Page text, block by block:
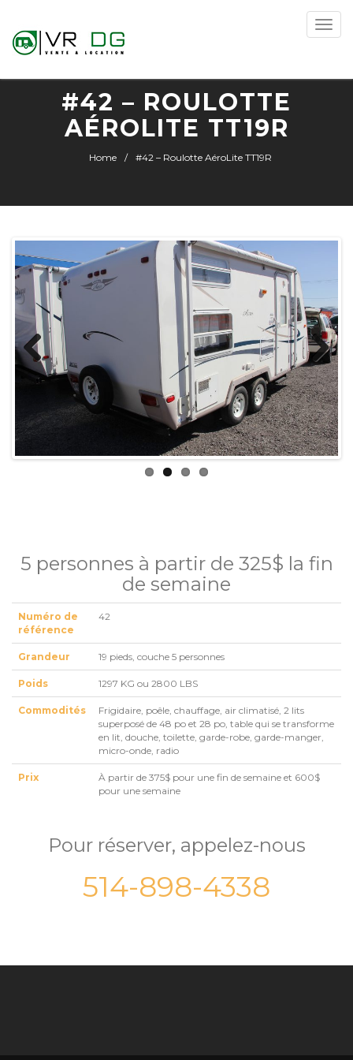
Toggle
#42 – ROULOTTE
AÉROLITE TT19R
Home #42 – Roulotte AéroLite TT19R
Previous Next
5 personnes à partir de 325$ la fin
de semaine
Numéro de
référence
42
Grandeur 19 pieds, couche 5 personnes
Poids 1297 KG ou 2800 LBS
Commodités
Frigidaire, poêle, chauffage, air climatisé, 2 lits
superposé de 48 po et 28 po, table qui se transforme
en lit, douche, toilette, garde-robe, garde-manger,
micro-onde, radio
Prix
À partir de 375$ pour une fin de semaine et 600$
pour une semaine
Pour réserver, appelez-nous
514-898-4338